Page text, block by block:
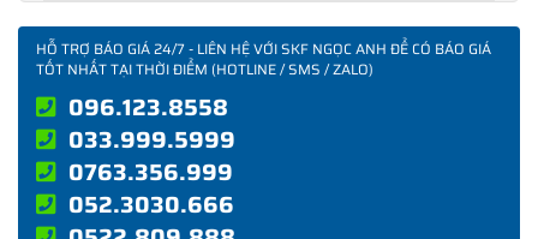
HỖ TRỢ BÁO GIÁ 24/7 - LIÊN HỆ VỚI SKF NGỌC ANH ĐỂ CÓ BÁO GIÁ
TỐT NHẤT TẠI THỜI ĐIỂM (HOTLINE / SMS / ZALO)
096.123.8558
033.999.5999
0763.356.999
052.3030.666